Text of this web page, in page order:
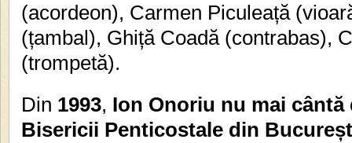
(acordeon), Carmen Piculeață
(țambal), Ghiță Coadă (contrabas),
(trompetă).
Din 1993, Ion Onoriu nu mai cântă
Bisericii Penticostale din